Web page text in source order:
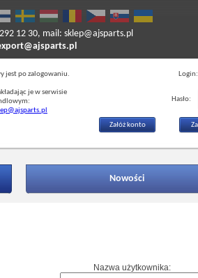
12 30, mail: sklep@ajsparts.pl
jest po zalogowaniu.
je w serwisie
Login:
Hasło:
Załóż konto
Nowości
Nazwa użytkownika: